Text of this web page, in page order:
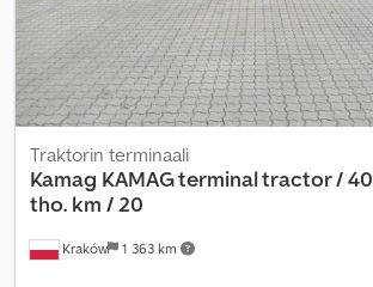
Kraków 1 363 km
Traktorin terminaali
Kamag KAMAG terminal tractor / 40
tho. km / 20